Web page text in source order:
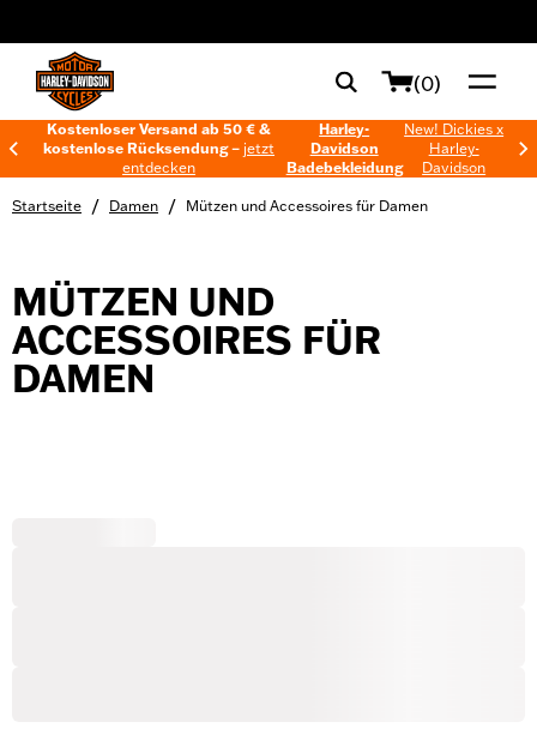
(0)
Kostenloser Versand ab 50 € &
kostenlose Rücksendung – jetzt
entdecken
Harley-
Davidson
Badebekleidung
New! Dickies x
Harley-
Davidson
Startseite / Damen / Mützen und Accessoires für Damen
MÜTZEN UND
ACCESSOIRES FÜR
DAMEN